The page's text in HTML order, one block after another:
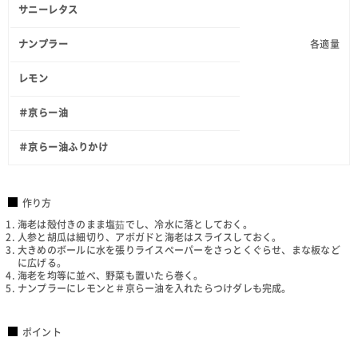
各適量
サニーレタス
ナンプラー
レモン
＃京らー油
＃京らー油ふりかけ
作り方
海老は殻付きのまま塩茹でし、冷水に落としておく。
人参と胡瓜は細切り、アボガドと海老はスライスしておく。
大きめのボールに水を張りライスペーパーをさっとくぐらせ、まな板など
に広げる。
海老を均等に並べ、野菜も置いたら巻く。
ナンプラーにレモンと＃京らー油を入れたらつけダレも完成。
ポイント